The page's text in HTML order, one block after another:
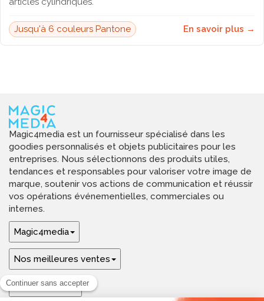
Jusqu'à 6 couleurs Pantone En savoir plus →
Magic4media est un fournisseur spécialisé dans les
goodies personnalisés et objets publicitaires pour les
entreprises. Nous sélectionnons des produits utiles,
tendances et responsables pour valoriser votre image de
marque, soutenir vos actions de communication et réussir
vos opérations événementielles, commerciales ou
internes.
Magic4media
Nos meilleures ventes
Guides & aide